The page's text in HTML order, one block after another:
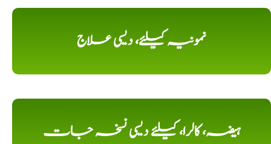
نمونیہ کیلئے، دیسی علاج
ہیضہ، کالرا، کیلئے دیسی نسخہ جات